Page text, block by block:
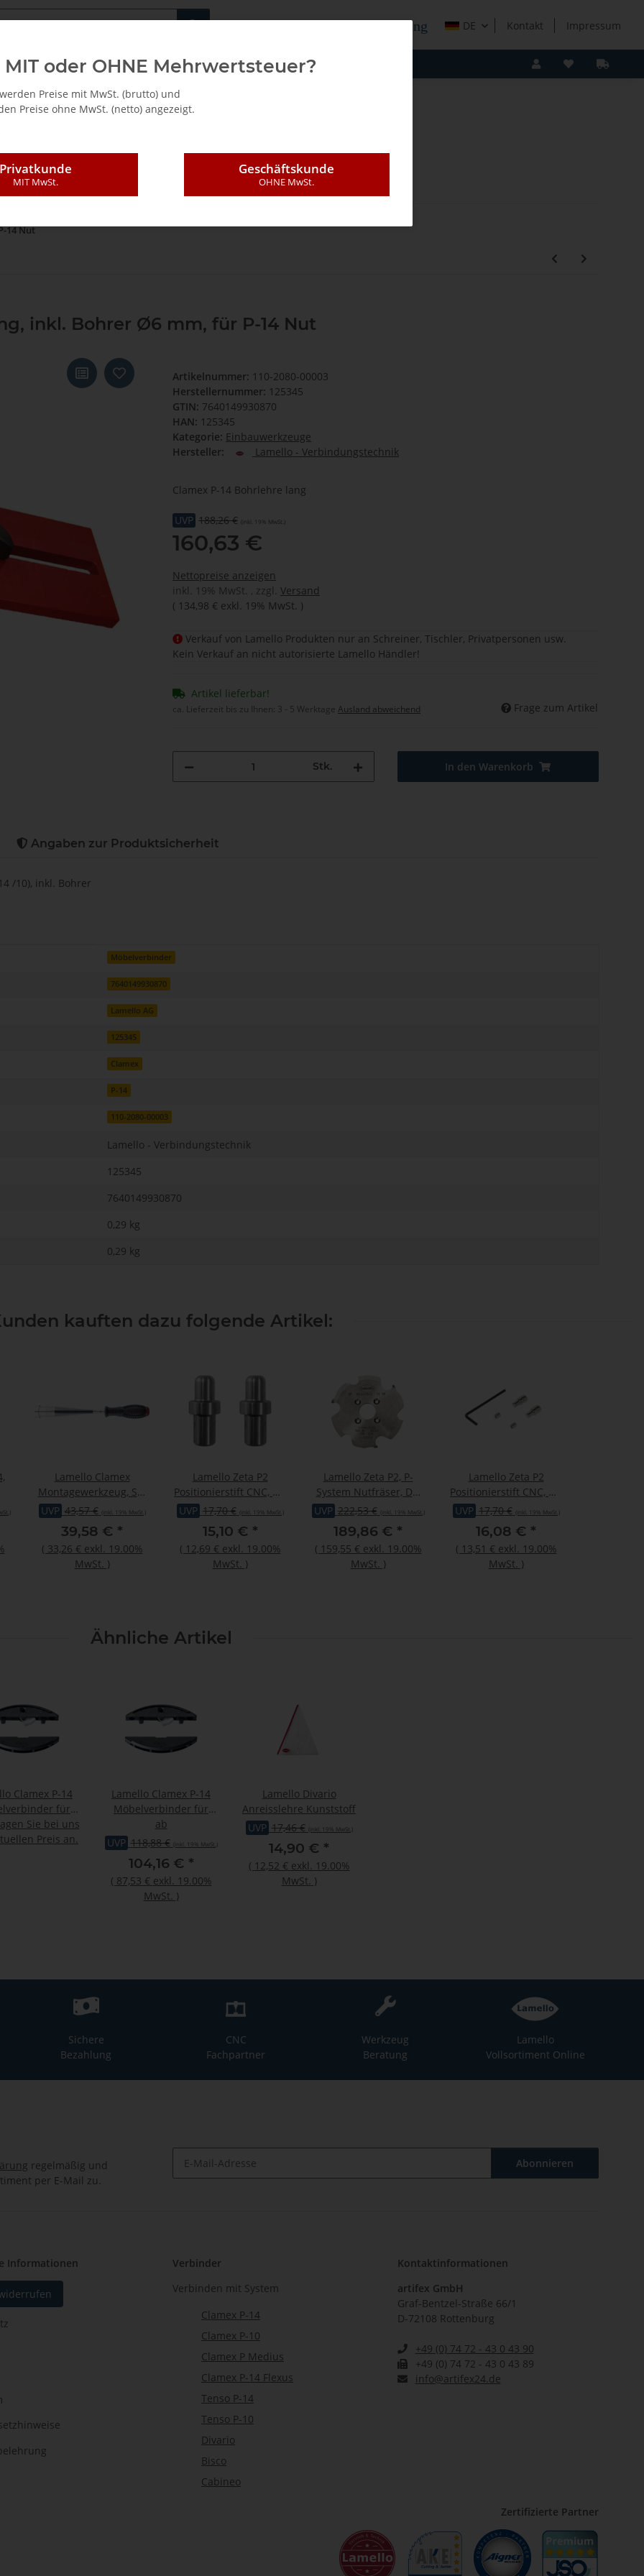
Fachshop für die Holzverarbeitung DE Kontakt Impressum
/ Mietkauf
14 Nut
inkl. Bohrer Ø6 mm, für P-14 Nut
Artikelnummer: 110-2080-00003
Herstellernummer: 125345
GTIN: 7640149930870
HAN: 125345
Kategorie: Einbauwerkzeuge
Hersteller:
Lamello - Verbindungstechnik
Clamex P-14 Bohrlehre lang
UVP 188,26 € (inkl. 19% MwSt.)
160,63 €
Nettopreise anzeigen
inkl. 19% MwSt. , zzgl. Versand
( 134,98 € exkl. 19% MwSt. )
Verkauf von Lamello Produkten nur an Schreiner, Tischler, Privatpersonen usw.
Kein Verkauf an nicht autorisierte Lamello Händler!
Artikel lieferbar!
ca. Lieferzeit bis zu Ihnen: 3 - 5 Werktage Ausland abweichend Frage zum Artikel
Stk. In den Warenkorb
Angaben zur Produktsicherheit
/10), inkl. Bohrer
Möbelverbinder
7640149930870
Lamello AG
125345
Clamex
P-14
110-2080-00003
Lamello - Verbindungstechnik
125345
7640149930870
0,29 kg
0,29 kg
kauften dazu folgende Artikel:
Lamello Clamex
Montagewerkzeug, SW
4 mm, flexibel, L 290
UVP 43,57 € (inkl. 19% MwSt.)
39,58 € *
( 33,26 € exkl. 19.00%
MwSt. )
Lamello Zeta P2
Positionierstift CNC, Ø5
mm, 2 Stück
UVP 17,70 € (inkl. 19% MwSt.)
15,10 € *
( 12,69 € exkl. 19.00%
MwSt. )
Lamello Zeta P2, P-
System Nutfräser, DP,
Ø100.4x7xØ22 mm, Z3,
UVP 222,53 € (inkl. 19% MwSt.)
189,86 € *
( 159,55 € exkl. 19.00%
MwSt. )
Lamello Zeta P2
Positionierstift CNC, Ø8
mm, 2 Stück
UVP 17,70 € (inkl. 19% MwSt.)
16,08 € *
( 13,51 € exkl. 19.00%
MwSt. )
Ähnliche Artikel
Clamex P-14
für
- 10.000 Paar
Sie bei uns
Preis an.
Lamello Clamex P-14
Möbelverbinder für
Zeta
ab
UVP 118,88 € (inkl. 19% MwSt.)
104,16 € *
( 87,53 € exkl. 19.00%
MwSt. )
Lamello Divario
Anreisslehre Kunststoff
UVP 17,46 € (inkl. 19% MwSt.)
14,90 € *
( 12,52 € exkl. 19.00%
MwSt. )
Sichere
Bezahlung
CNC
Fachpartner
Werkzeug
Beratung
Lamello
Vollsortiment Online
regelmäßig und
per E-Mail zu.
Abonnieren
Informationen
Verbinder
Verbinden mit System
Clamex P-14
Clamex P-10
Clamex P Medius
Clamex P-14 Flexus
Tenso P-14
Tenso P-10
Divario
Bisco
Cabineo
Kontaktinformationen
artifex GmbH
Graf-Bentzel-Straße 66/1
D-72108 Rottenburg
+49 (0) 74 72 - 43 0 43 90
+49 (0) 74 72 - 43 0 43 89
info@artifex24.de
Zertifizierte Partner
MIT oder OHNE Mehrwertsteuer?
Preise mit MwSt. (brutto) und
Preise ohne MwSt. (netto) angezeigt.
Privatkunde
MIT MwSt.
Geschäftskunde
OHNE MwSt.